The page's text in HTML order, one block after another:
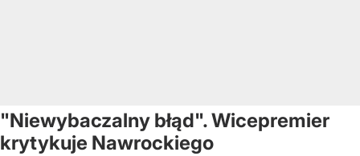
"Niewybaczalny błąd". Wicepremier
krytykuje Nawrockiego